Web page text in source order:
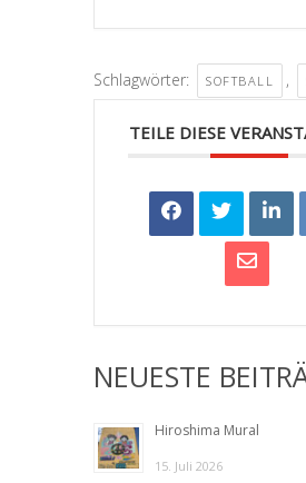
Schlagwörter: SOFTBALL ,
TEILE DIESE
NEUESTE
Hiroshima Mural
15. Juli 2026